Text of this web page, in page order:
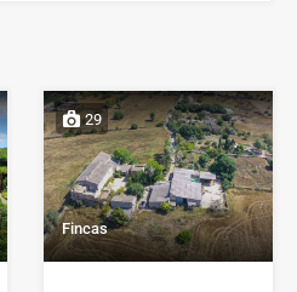
29
Fincas